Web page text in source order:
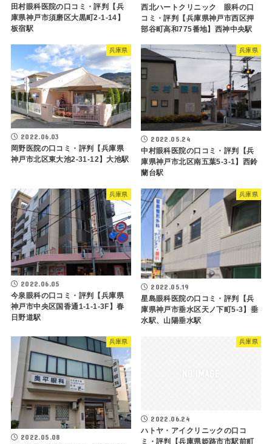
田村眼科医院の口コミ・評判【兵
庫県神戸市須磨区大黒町2-1-14】
板宿駅
西北ハートクリニック 眼科の口
コミ・評判【兵庫県神戸市西区押
部谷町高和775番地】西神中央駅
兵庫県
2022.06.03
岡野医院の口コミ・評判【兵庫県
神戸市北区東大池2-31-12】大池駅
兵庫県
2022.05.24
中村眼科医院の口コミ・評判【兵
庫県神戸市北区南五葉5-3-1】西鈴
蘭台駅
兵庫県
2022.06.05
今泉眼科の口コミ・評判【兵庫県
神戸市中央区国香通1-1-1-3F】春
日野道駅
兵庫県
2022.05.19
星島眼科医院の口コミ・評判【兵
庫県神戸市垂水区天ノ下町5-3】垂
水駅、山陽垂水駅
兵庫県
2022.05.08
兵庫県
2022.06.24
ハトヤ・アイクリニックの口コ
ミ・評判【兵庫県姫路市市駅前町